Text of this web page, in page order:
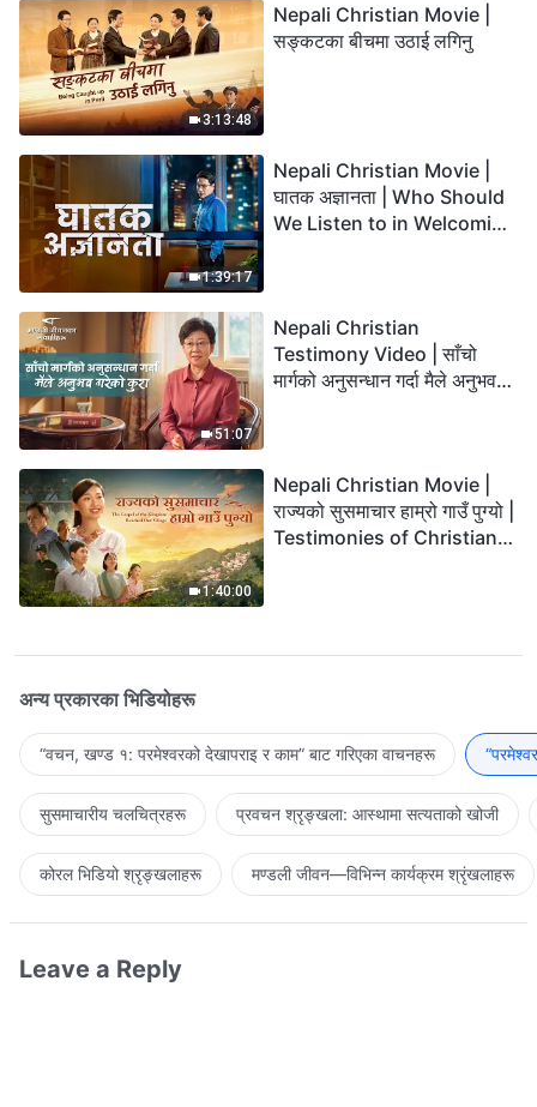
3:13:48
Nepali Christian Movie |
सङ्कटका बीचमा उठाई लगिनु
1:39:17
Nepali Christian Movie |
घातक अज्ञानता | Who Should
We Listen to in Welcoming
51:07
Nepali Christian
Testimony Video | साँचो
मार्गको अनुसन्धान गर्दा मैले अनुभव
1:40:00
Nepali Christian Movie |
राज्यको सुसमाचार हाम्रो गाउँ पुग्यो |
Testimonies of Christians
अन्य प्रकारका भिडियोहरू
“वचन, खण्ड १: परमेश्‍वरको देखापराइ र काम” बाट गरिएका वाचनहरू
सुसमाचारीय चलचित्रहरू प्रवचन श्रृङ्खला: आस्थामा सत्यताको खोजी
कोरल भिडियो श्रृङ्खलाहरू मण्डली जीवन—विभिन्‍न कार्यक्रम श्रृंखलाहरू
Leave a Reply